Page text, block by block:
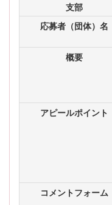
支部
応募者（団体）名
概要
アピールポイント
コメントフォーム